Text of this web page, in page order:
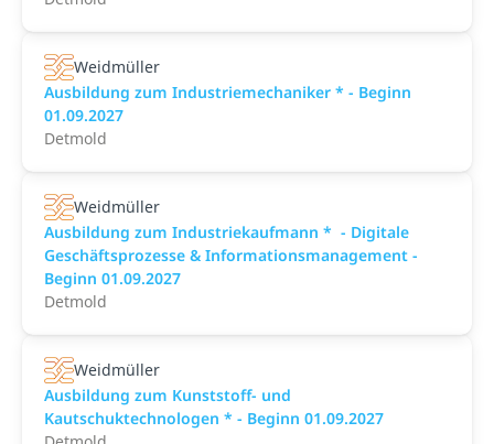
Weidmüller
Ausbildung zum Industriemechaniker * - Beginn
01.09.2027
Detmold
Weidmüller
Ausbildung zum Industriekaufmann * ​ - Digitale
Geschäftsprozesse & Informationsmanagement -
Beginn 01.09.2027
Detmold
Weidmüller
Ausbildung zum Kunststoff- und
Kautschuktechnologen * - Beginn 01.09.2027